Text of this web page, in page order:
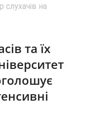
слухачів на
та їх